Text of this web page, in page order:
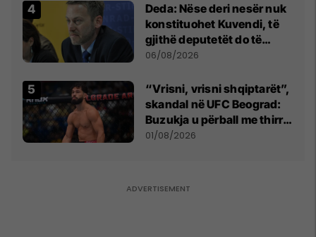
Deda: Nëse deri nesër nuk
konstituohet Kuvendi, të
gjithë deputetët do të
bëjnë shkelje të rëndë
06/08/2026
“Vrisni, vrisni shqiptarët”,
skandal në UFC Beograd:
Buzukja u përball me thirrje
anti-shqiptare nga
01/08/2026